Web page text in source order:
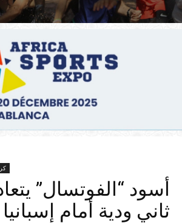
أسود “الفوتسال”
ثاني ودية أمام إسبانيا